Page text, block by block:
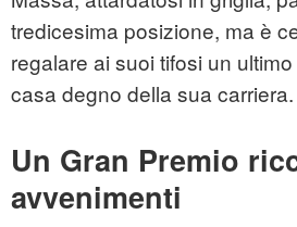
tredicesima posizione, ma è
regalare ai suoi tifosi un
casa degno della sua carriera.
Un Gran Premio
avvenimenti